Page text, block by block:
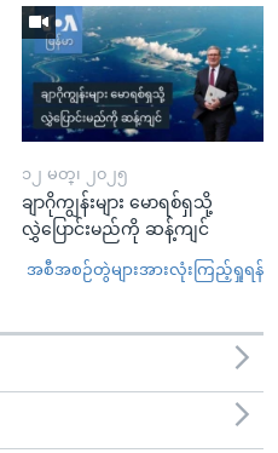
၁၂ မတ္၊ ၂၀၂၅
ချာဂိုကျွန်းများ မောရစ်ရှသို့
လွှဲပြောင်းမည်ကို ဆန့်ကျင်
အစီအစဉ်တွဲများအားလုံးကြည့်ရှုရန်